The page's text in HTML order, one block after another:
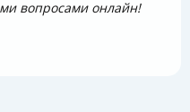
вопросами онлайн!